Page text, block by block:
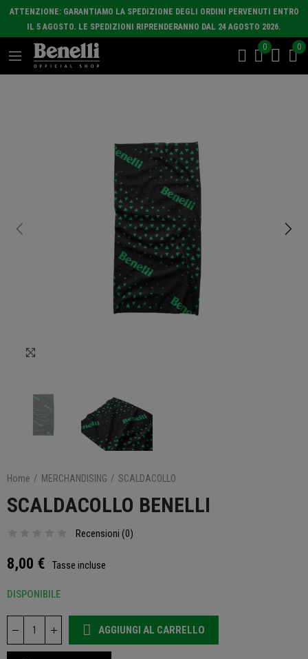
ATTENZIONE: GARANTIAMO LA SPEDIZIONE DEGLI ORDINI PERVENUTI ENTRO
IL 5 AGOSTO. LE SPEDIZIONI RIPRENDERANNO DAL 24 AGOSTO 2026.
0 0
Home MERCHANDISING SCALDACOLLO
SCALDACOLLO BENELLI
Recensioni (0)
8,00 € Tasse incluse
DISPONIBILE
AGGIUNGI AL CARRELLO